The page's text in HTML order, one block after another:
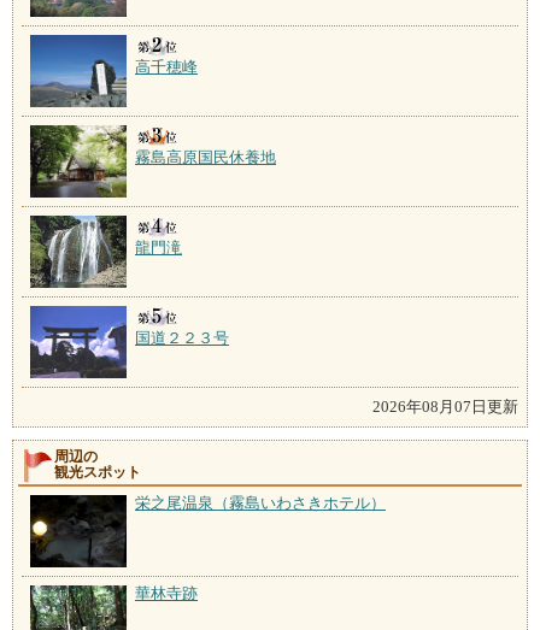
高千穂峰
霧島高原国民休養地
龍門滝
国道２２３号
2026年08月07日更新
周辺の
観光スポット
栄之尾温泉（霧島いわさきホテル）
華林寺跡